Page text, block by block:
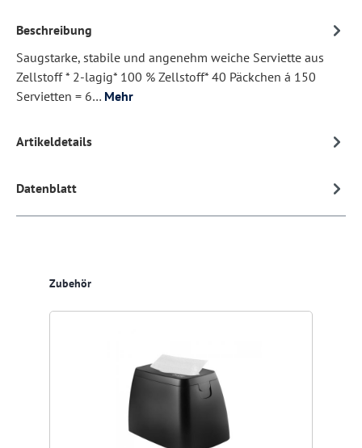
Beschreibung
Saugstarke, stabile und angenehm weiche Serviette aus
Zellstoff * 2-lagig* 100 % Zellstoff* 40 Päckchen á 150
Servietten = 6… Mehr
Artikeldetails
Datenblatt
Produktgalerie überspringen
Zubehör